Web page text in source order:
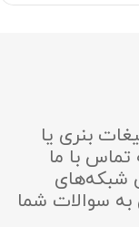
بنری یا
تماس با ما
شبکه‌های
به سوالات شما